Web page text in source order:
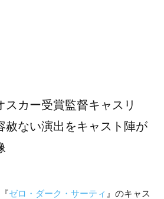
スカー受賞監督キャスリ
赦ない演出をキャスト陣が
ゼロ・ダーク・サーティ 』のキャス